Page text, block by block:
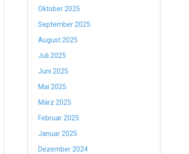
Oktober 2025
September 2025
August 2025
Juli 2025
Juni 2025
Mai 2025
März 2025
Februar 2025
Januar 2025
Dezember 2024